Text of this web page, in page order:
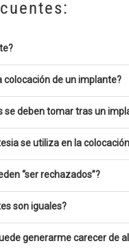
colocación de un implante?
se deben tomar tras un
se utiliza en la
“ser rechazados”?
son iguales?
generarme carecer de